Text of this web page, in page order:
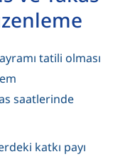
tatili olması
saatlerinde
katkı payı